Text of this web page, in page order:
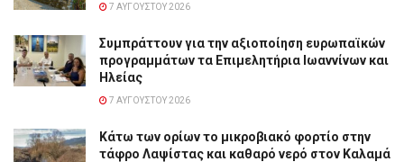
7 ΑΥΓΟΎΣΤΟΥ 2026
Συμπράττουν για την αξιοποίηση ευρωπαϊκών
προγραμμάτων τα Επιμελητήρια Ιωαννίνων και
Ηλείας
7 ΑΥΓΟΎΣΤΟΥ 2026
Κάτω των ορίων το μικροβιακό φορτίο στην
τάφρο Λαψίστας και καθαρό νερό στον Καλαμά